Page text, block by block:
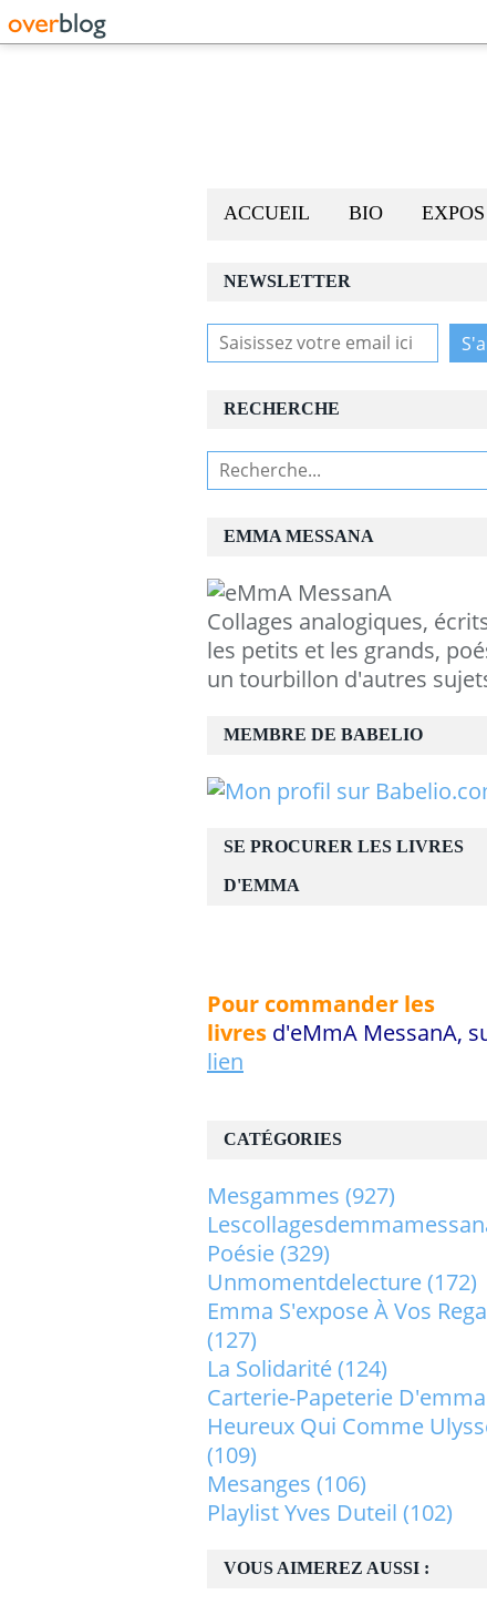
ACCUEIL BIO
NEWSLETTER
RECHERCHE
EMMA MESSANA
Collages analogiques,
les petits et les grands,
un tourbillon d'autres
VOUS AIMEREZ AUSSI :
CATÉGORIES
Mesgammes (927)
Poésie(329)
Unmomentdelecture(172)
Emma S'expose À Vos
(127)
La Solidarité(124)
Carterie-Papeterie D'emma
Heureux Qui Comme
(109)
Mesanges (106)
Playlist Yves Duteil (102)
MEMBRE DE BABELIO
SE PROCURER LES LIVRES
D'EMMA
Pour commander les
livres d'eMmA MessanA,
lien